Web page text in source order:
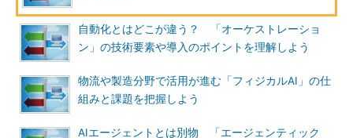
自動化とはどこが違う？ 「オーケストレーショ
ン」の技術要素や導入のポイントを理解しよう
物流や製造分野で活用が進む「フィジカルAI」の仕
組みと課題を把握しよう
AIエージェントとは別物 「エージェンティック